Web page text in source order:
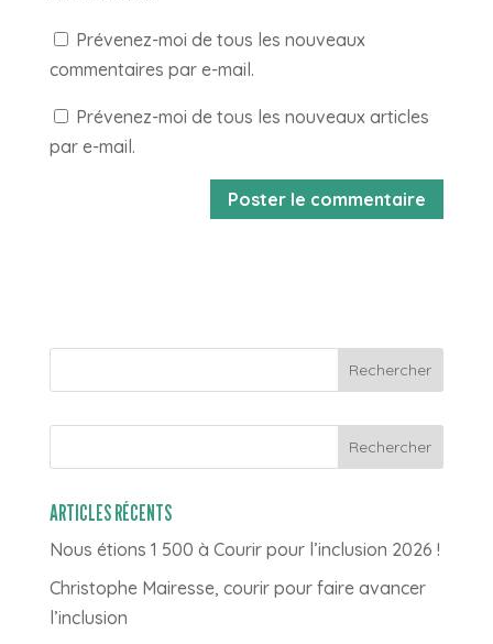
Prévenez-moi de tous les nouveaux
commentaires par e-mail.
Prévenez-moi de tous les nouveaux articles
par e-mail.
Rechercher
ARTICLES RÉCENTS
Nous étions 1 500 à Courir pour l’inclusion 2026 !
Christophe Mairesse, courir pour faire avancer
l’inclusion